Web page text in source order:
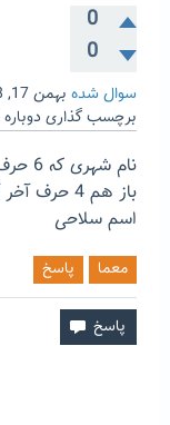
0
0
سوال شده بهمن 17, 1398
برچسب گذاری دوباره
اسم سلاحی
معما پاسخ